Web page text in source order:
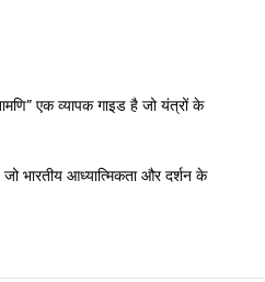
एक व्यापक गाइड है जो यंत्रों के
भारतीय आध्यात्मिकता और दर्शन के